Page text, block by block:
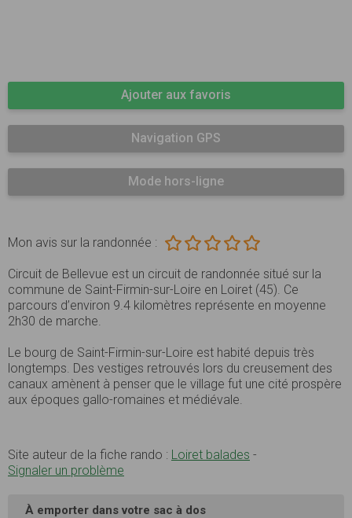
Ajouter aux favoris
Navigation GPS
Mode hors-ligne
Mon avis sur la randonnée :
Circuit de Bellevue est un circuit de randonnée situé sur la
commune de Saint-Firmin-sur-Loire en Loiret (45). Ce
parcours d’environ 9.4 kilomètres représente en moyenne
2h30 de marche.
Le bourg de Saint-Firmin-sur-Loire est habité depuis très
longtemps. Des vestiges retrouvés lors du creusement des
canaux amènent à penser que le village fut une cité prospère
aux époques gallo-romaines et médiévale.
Site auteur de la fiche rando : Loiret balades -
Signaler un problème
À emporter dans votre sac à dos